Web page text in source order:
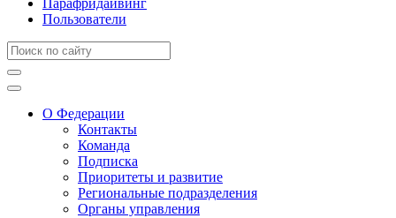
Парафридайвинг
Пользователи
О Федерации
Контакты
Команда
Подписка
Приоритеты и развитие
Региональные подразделения
Органы управления